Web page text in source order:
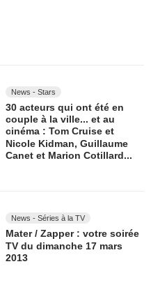
News - Stars
30 acteurs qui ont été en
couple à la ville... et au
cinéma : Tom Cruise et
Nicole Kidman, Guillaume
Canet et Marion Cotillard...
News - Séries à la TV
Mater / Zapper : votre soirée
TV du dimanche 17 mars
2013